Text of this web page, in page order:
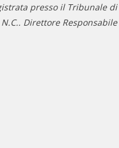
presso il Tribunale di
Direttore Responsabile